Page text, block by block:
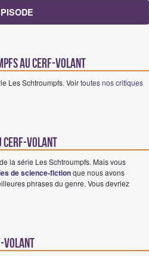
au cerf-volant
Les Schtroumpfs. Voirtoutes nos critiques
cerf-volant
la série Les Schtroumpfs. Mais vous
de science-fictionque nous avons
phrases du genre. Vous devriez
volant